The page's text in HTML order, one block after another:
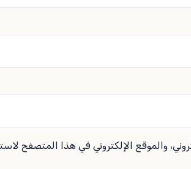
والموقع الإلكتروني في هذا المتصفح